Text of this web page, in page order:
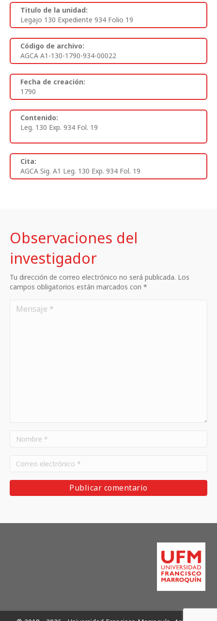
Titulo de la unidad:
Legajo 130 Expediente 934 Folio 19
Código de archivo:
AGCA A1-130-1790-934-00022
Fecha de creación:
1790
Contenido:
Leg. 130 Exp. 934 Fol. 19
Cita:
AGCA Sig. A1 Leg. 130 Exp. 934 Fol. 19
Observaciones del
investigador
Tu dirección de correo electrónico no será publicada. Los
campos obligatorios están marcados con *